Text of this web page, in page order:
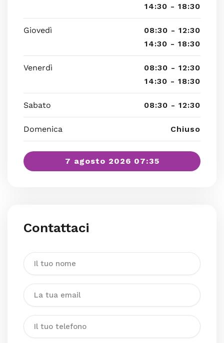
14:30 - 18:30
Giovedì
08:30 - 12:30
14:30 - 18:30
Venerdì
08:30 - 12:30
14:30 - 18:30
Sabato 08:30 - 12:30
Domenica Chiuso
7 agosto 2026 07:35
Contattaci